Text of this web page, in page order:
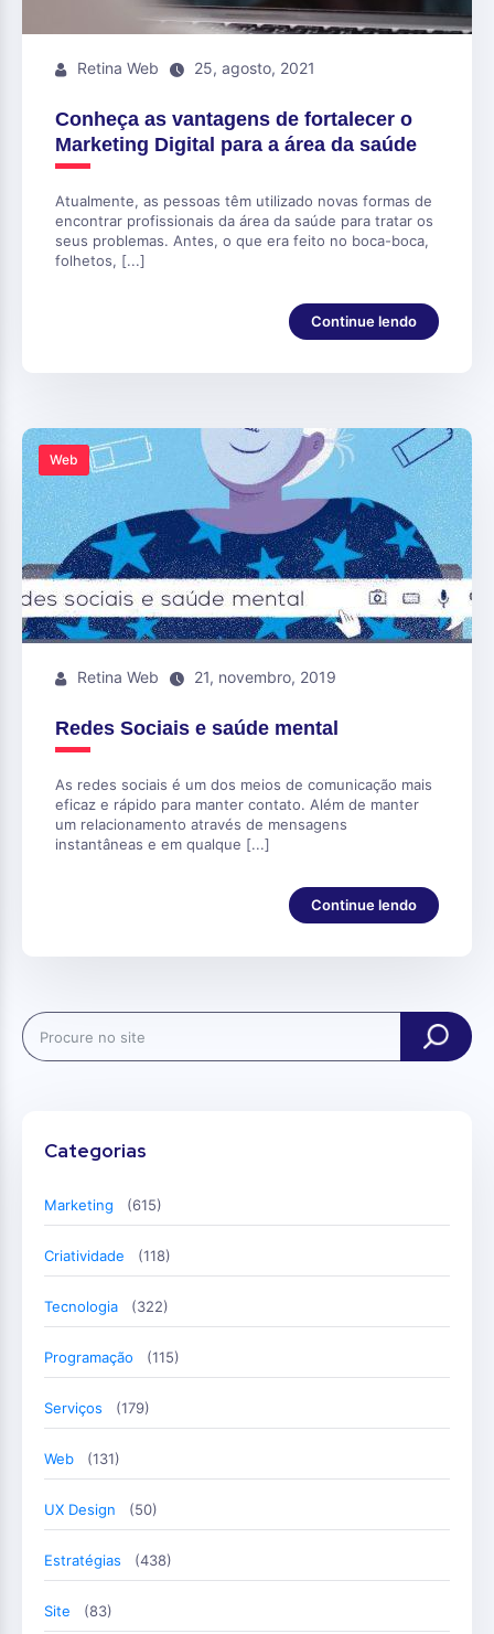
Retina Web 25, agosto, 2021
Conheça as vantagens de fortalecer o
Marketing Digital para a área da saúde
Atualmente, as pessoas têm utilizado novas formas de
encontrar profissionais da área da saúde para tratar os
seus problemas. Antes, o que era feito no boca-boca,
folhetos, [...]
Continue lendo
Web
Retina Web 21, novembro, 2019
Redes Sociais e saúde mental
As redes sociais é um dos meios de comunicação mais
eficaz e rápido para manter contato. Além de manter
um relacionamento através de mensagens
instantâneas e em qualque [...]
Continue lendo
Search
Categorias
Marketing (615)
Criatividade (118)
Tecnologia (322)
Programação (115)
Serviços (179)
Web (131)
UX Design (50)
Estratégias (438)
Site (83)